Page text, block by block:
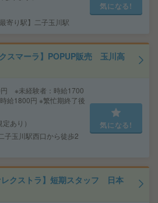
寄り駅】二子玉川駅
気になる!
クスマーラ】POPUP販売 玉川高
※未経験者：時給1700
給1800円 ※繁忙期終了後
あり）
玉川駅西口から徒歩2
気になる!
クストラ】短期スタッフ 日本